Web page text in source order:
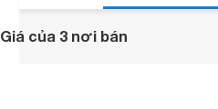
Giá của 3 nơi bán